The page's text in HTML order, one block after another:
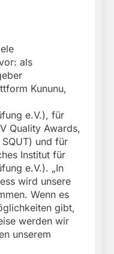
als
Kununu,
e.V.), für
Quality Awards,
und für
Institut für
e.V.). „In
wird unsere
Wenn es
gibt,
werden wir
unserem